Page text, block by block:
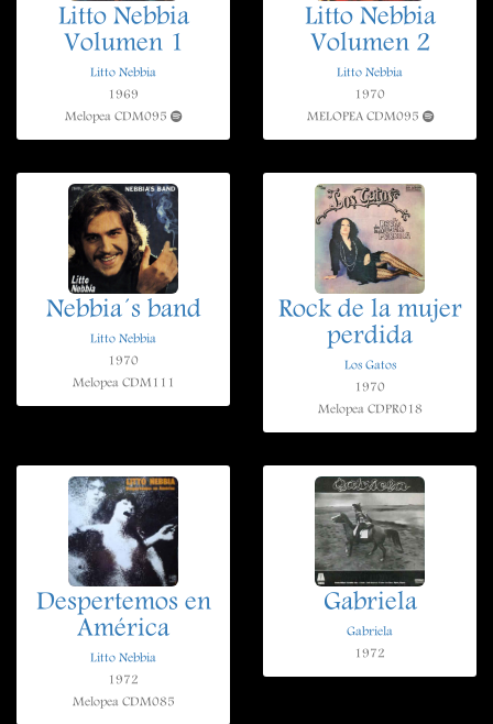
Litto Nebbia
Volumen 1
Litto Nebbia
1969
Melopea CDM095
Litto Nebbia
Volumen 2
Litto Nebbia
1970
MELOPEA CDM095
Nebbia´s band
Litto Nebbia
1970
Melopea CDM111
Rock de la mujer
perdida
Los Gatos
1970
Melopea CDPR018
Despertemos en
América
Litto Nebbia
1972
Melopea CDM085
Gabriela
Gabriela
1972